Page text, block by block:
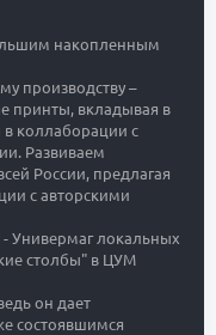
накопленным
производству –
принты, вкладывая в
в коллаборации с
Развиваем
России, предлагая
с авторскими
Универмаг локальных
столбы" в ЦУМ
он дает
состоявшимся